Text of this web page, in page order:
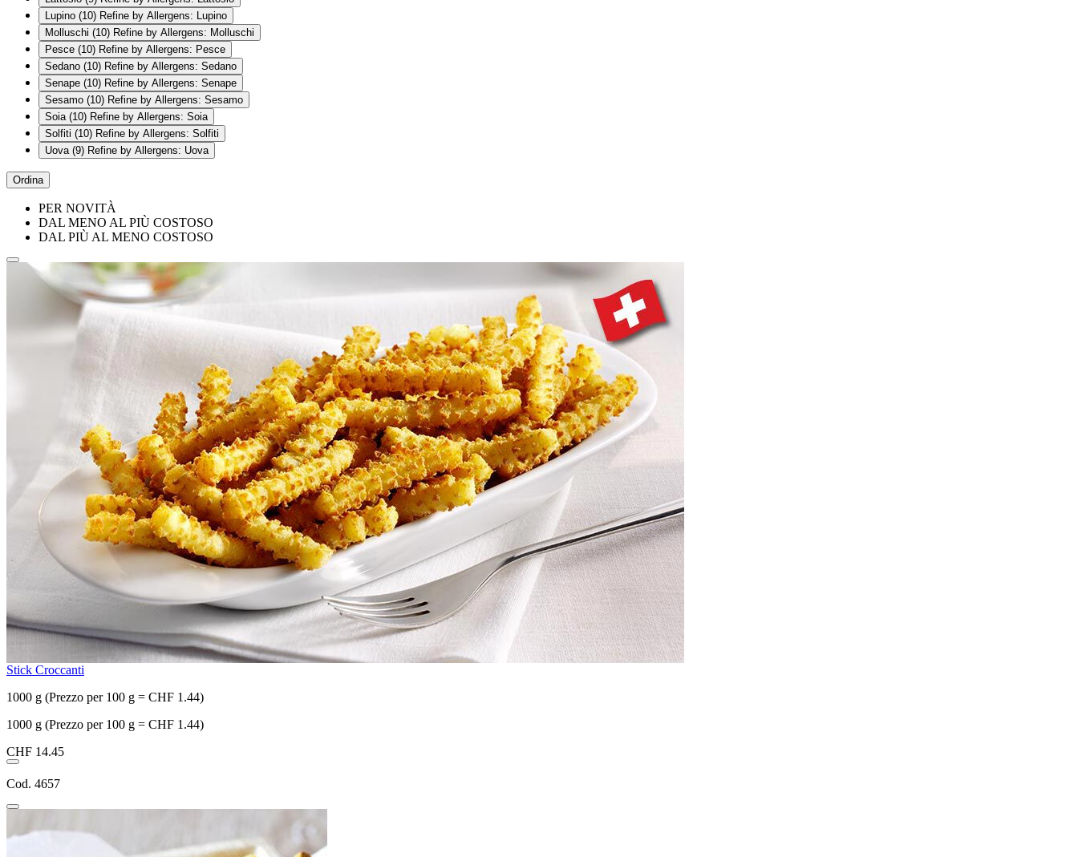
Lupino (10) Refine by Allergens: Lupino
Molluschi (10) Refine by Allergens: Molluschi
Pesce (10) Refine by Allergens: Pesce
Sedano (10) Refine by Allergens: Sedano
Senape (10) Refine by Allergens: Senape
Sesamo (10) Refine by Allergens: Sesamo
Soia (10) Refine by Allergens: Soia
Solfiti (10) Refine by Allergens: Solfiti
Uova (9) Refine by Allergens: Uova
Ordina
PER NOVITÀ
DAL MENO AL PIÙ COSTOSO
DAL PIÙ AL MENO COSTOSO
Stick Croccanti
1000 g (Prezzo per 100 g = CHF 1.44)
1000 g (Prezzo per 100 g = CHF 1.44)
CHF 14.45
Cod. 4657